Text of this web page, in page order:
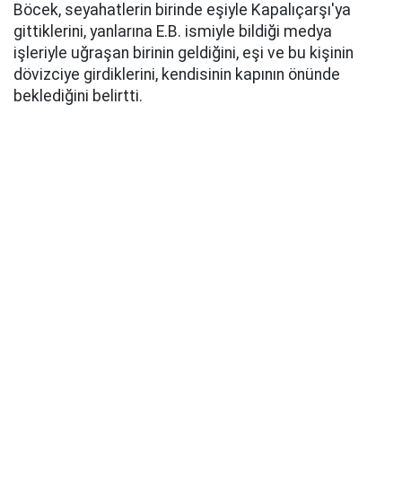
Böcek, seyahatlerin birinde eşiyle Kapalıçarşı'ya
gittiklerini, yanlarına E.B. ismiyle bildiği medya
işleriyle uğraşan birinin geldiğini, eşi ve bu kişinin
dövizciye girdiklerini, kendisinin kapının önünde
beklediğini belirtti.